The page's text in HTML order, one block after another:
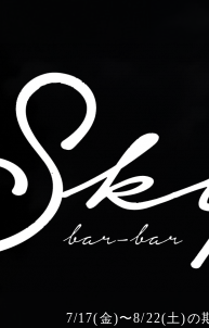
7/17(金)〜8/22(土)の